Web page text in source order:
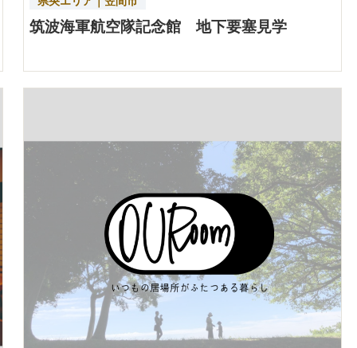
筑波海軍航空隊記念館 地下要塞見学